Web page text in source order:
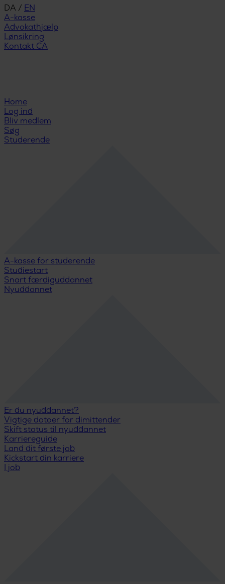
DA / EN
A-kasse
Advokathjælp
Lønsikring
Kontakt CA
Home
Log ind
Bliv medlem
Søg
Studerende
A-kasse for studerende
Studiestart
Snart færdiguddannet
Nyuddannet
Er du nyuddannet?
Vigtige datoer for dimittender
Skift status til nyuddannet
Karriereguide
Land dit første job
Kickstart din karriere
I job